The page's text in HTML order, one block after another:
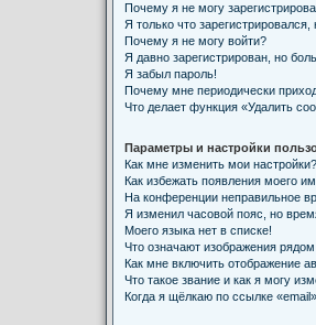
Почему я не могу
Я только что зарегистрировался,
Почему я не могу войти?
Я давно зарегистрирован, но
Я забыл пароль!
Почему мне периодически
Что делает функция «Удалить
Параметры и настройки
Как мне изменить мои настройки?
Как избежать появления моего
На конференции неправильное
Я изменил часовой пояс, но
Моего языка нет в списке!
Что означают изображения
Как мне включить отображение
Что такое звание и как я могу
Когда я щёлкаю по ссылке